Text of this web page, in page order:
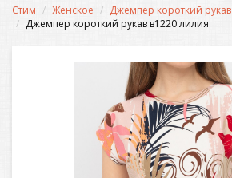
Стим Женское
Джемпер короткий рукав
Джемпер короткий рукав в1220 лилия